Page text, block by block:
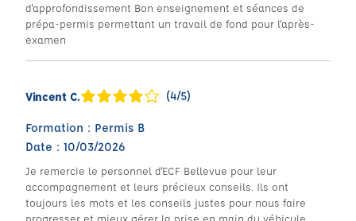
d'approfondissement Bon enseignement et séances de
prépa-permis permettant un travail de fond pour l'après-
examen
Vincent C. (4/5)
Formation : Permis B
Date : 10/03/2026
Je remercie le personnel d'ECF Bellevue pour leur
accompagnement et leurs précieux conseils. Ils ont
toujours les mots et les conseils justes pour nous faire
progresser et mieux gérer la prise en main du véhicule.